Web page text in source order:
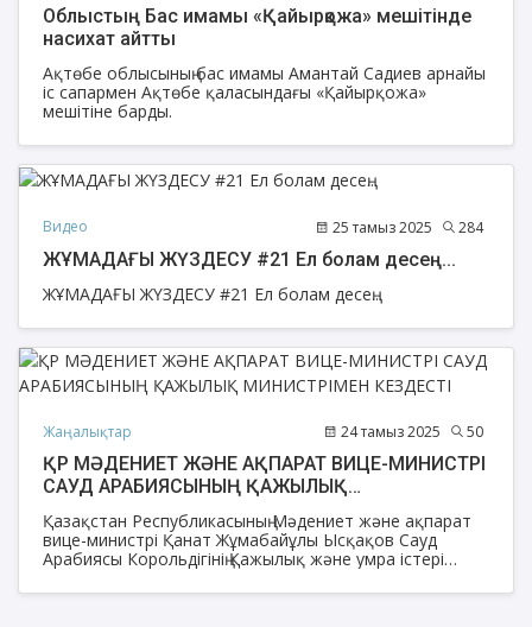
Облыстың Бас имамы «Қайырқожа» мешітінде
насихат айтты
Ақтөбе облысының бас имамы Амантай Садиев арнайы
іс сапармен Ақтөбе қаласындағы «Қайырқожа»
мешітіне барды.
Видео 25 тамыз 2025 284
ЖҰМАДАҒЫ ЖҮЗДЕСУ #21 Ел болам десең...
ЖҰМАДАҒЫ ЖҮЗДЕСУ #21 Ел болам десең...
Жаңалықтар 24 тамыз 2025 50
ҚР МӘДЕНИЕТ ЖӘНЕ АҚПАРАТ ВИЦЕ-МИНИСТРІ
САУД АРАБИЯСЫНЫҢ ҚАЖЫЛЫҚ
МИНИСТРІМЕН КЕЗДЕСТІ
Қазақстан Республикасының Мәдениет және ақпарат
вице-министрі Қанат Жұмабайұлы Ысқақов Сауд
Арабиясы Корольдігінің Қажылық және умра істері
кездесу өткізді.